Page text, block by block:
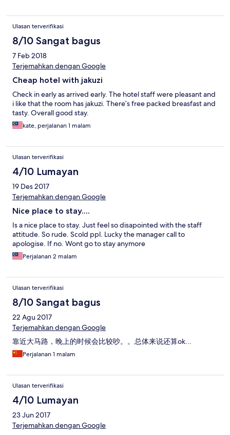
Ulasan terverifikasi
8/10 Sangat bagus
7 Feb 2018
Terjemahkan dengan Google
Cheap hotel with jakuzi
Check in early as arrived early. The hotel staff were pleasant and
i like that the room has jakuzi. There’s free packed breasfast and
tasty. Overall good stay.
kate, perjalanan 1 malam
Ulasan terverifikasi
4/10 Lumayan
19 Des 2017
Terjemahkan dengan Google
Nice place to stay....
Is a nice place to stay. Just feel so disapointed with the staff
attitude. So rude. Scold ppl. Lucky the manager call to
apologise. If no. Wont go to stay anymore
Perjalanan 2 malam
Ulasan terverifikasi
8/10 Sangat bagus
22 Agu 2017
Terjemahkan dengan Google
靠近大马路，晚上的时候会比较吵。。总体来说还算ok...
Perjalanan 1 malam
Ulasan terverifikasi
4/10 Lumayan
23 Jun 2017
Terjemahkan dengan Google